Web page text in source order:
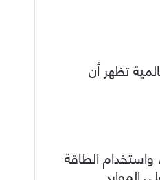
تظهر أن
واستخدام الطاقة
الموارد